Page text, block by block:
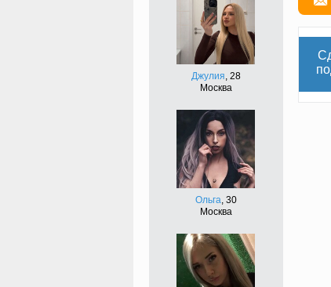
Джулия, 28
Москва
Ольга, 30
Москва